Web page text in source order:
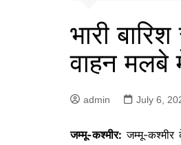
भारी
वाहन मलबे
admin July 6,
जम्मू-कश्मीर: जम्मू-